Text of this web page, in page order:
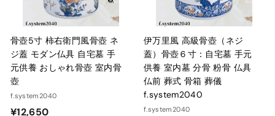
骨壺5寸 柿右衛門風骨壺 ネ
ジ蓋 モダン仏具 自宅墓 手
元供養 おしゃれ骨壺 室内骨
壺
f.system2040
¥12,650¥
伊万里風 高級骨壺（ネジ
蓋）骨壺６寸：自宅墓 手元
供養 室内墓 分骨 粉骨 仏具
仏前 葬式 骨箱 葬儀
f.system2040
f.system2040